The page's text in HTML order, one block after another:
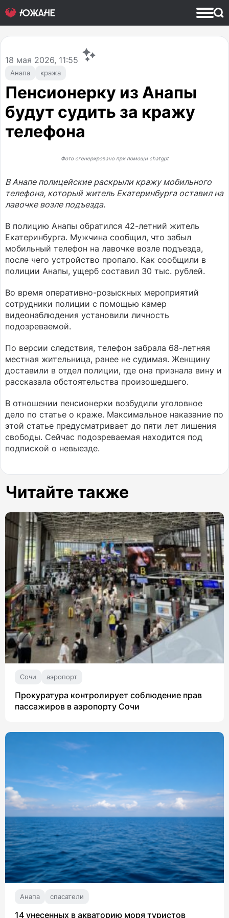
Анапа кража
18 мая 2026, 11:55
Пенсионерку из Анапы
будут судить за кражу
телефона
Фото сгенерировано при помощи chatgpt
В Анапе полицейские раскрыли кражу мобильного
телефона, который житель Екатеринбурга оставил на
лавочке возле подъезда.
В полицию Анапы обратился 42-летний житель
Екатеринбурга. Мужчина сообщил, что забыл
мобильный телефон на лавочке возле подъезда,
после чего устройство пропало. Как сообщили в
полиции Анапы, ущерб составил 30 тыс. рублей.
Во время оперативно-розыскных мероприятий
сотрудники полиции с помощью камер
видеонаблюдения установили личность
подозреваемой.
По версии следствия, телефон забрала 68-летняя
местная жительница, ранее не судимая. Женщину
доставили в отдел полиции, где она признала вину и
рассказала обстоятельства произошедшего.
В отношении пенсионерки возбудили уголовное
дело по статье о краже. Максимальное наказание по
этой статье предусматривает до пяти лет лишения
свободы. Сейчас подозреваемая находится под
подпиской о невыезде.
Читайте также
Сочи аэропорт
Прокуратура контролирует соблюдение прав
пассажиров в аэропорту Сочи
Анапа спасатели
14 унесенных в акваторию моря туристов